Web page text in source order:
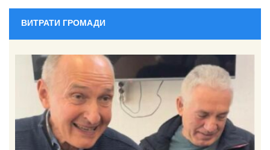
ВИТРАТИ ГРОМАДИ